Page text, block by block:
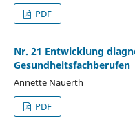
PDF
Nr. 21 Entwicklung
Gesundheitsfachberufen
Annette Nauerth
PDF